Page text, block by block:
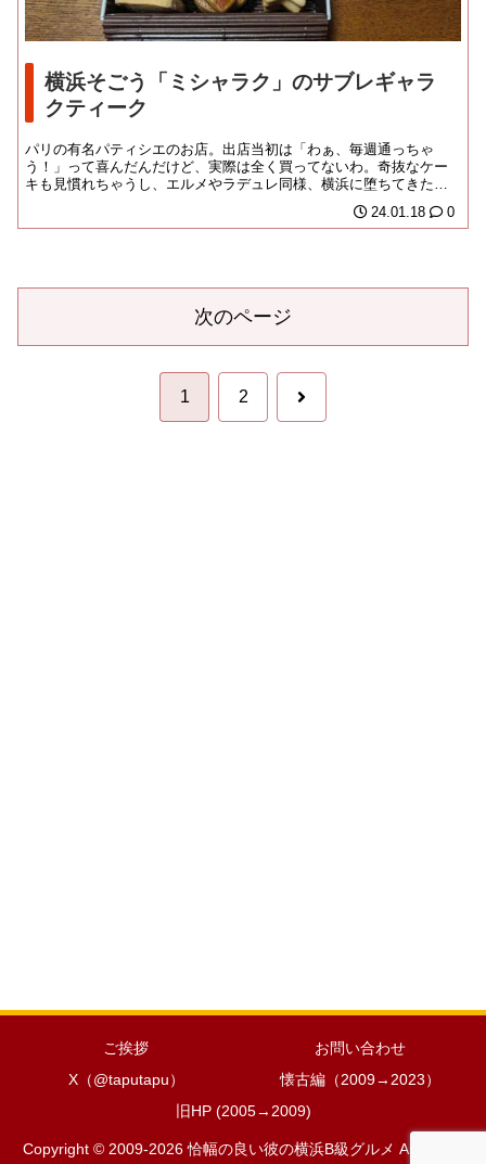
横浜そごう「ミシャラク」のサブレギャラ
クティーク
パリの有名パティシエのお店。出店当初は「わぁ、毎週通っちゃ
う！」って喜んだんだけど、実際は全く買ってないわ。奇抜なケー
キも見慣れちゃうし、エルメやラデュレ同様、横浜に堕ちてきた段
24.01.18 0
次のページ
1 2 次
ご挨拶
お問い合わせ
X（@taputapu）
懐古編（2009→2023）
旧HP (2005→2009)
Copyright © 2009-2026 恰幅の良い彼の横浜B級グルメ All Rights